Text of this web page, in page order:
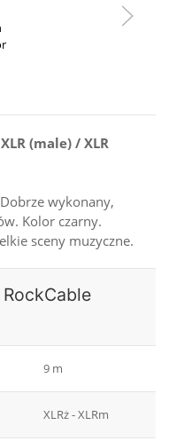
(male) / XLR
wykonany,
Kolor czarny.
sceny muzyczne.
9 m
XLRż - XLRm